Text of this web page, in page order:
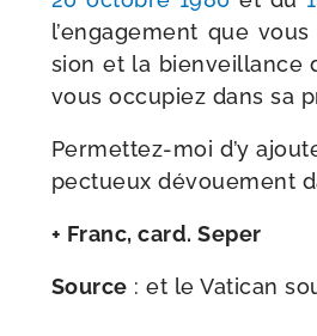
l’engagement que
sion et la bien­veillance
vous occu­piez dans sa
Permettez-​moi d’y
pec­tueux dévoue­ment
+ Franc, card. Seper
Source : et le Vatican